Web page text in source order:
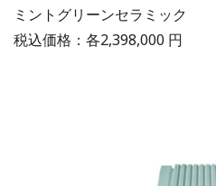
ミントグリーンセラミック
税込価格：各2,398,000 円